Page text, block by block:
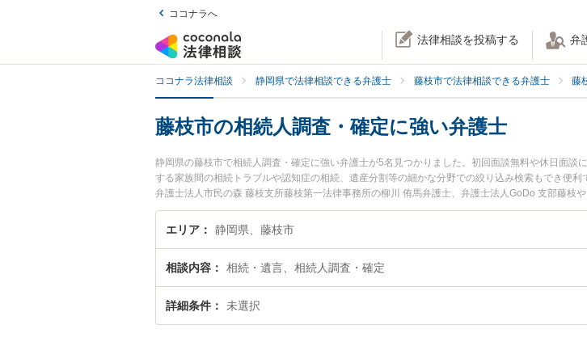
ココナラへ
法律相談を投稿する 弁
ココナラ法律相談 静岡県で法律相談できる弁護士 藤枝市で法律相談できる弁護士 藤
藤枝市の相続人調査・確定に強い弁護士
静岡県の藤枝市で相続人調査・確定に強い弁護士が5名見つかりました。初回面談無料や休日面
する家族間の相続トラブルや認知症の相続、遺産分割等の細かな分野での絞り込み検索もでき便
弁護士法人市民の森 藤枝支所藤枝第一法律事務所の柳川 侑馬弁護士、弁護士法人GoDo 支部藤枝
などが注目されています。『藤枝市で土日や夜間に発生した相続人調査・確定のトラブルを今す
弁護士を検索したい』『初回相談無料で相続人調査・確定を法律相談できる藤枝市内の弁護士に
エリア 静岡県、藤枝市
相談内容 相続・遺言、相続人調査・確定
詳細条件 未選択